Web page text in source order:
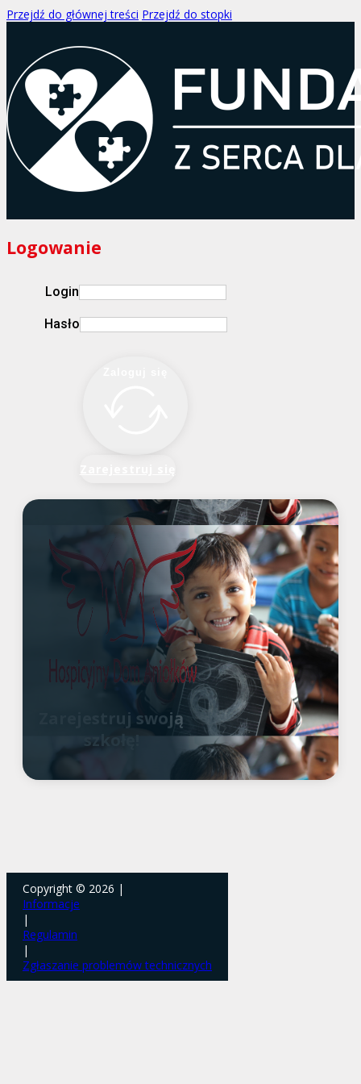
Przejdź do głównej treści Przejdź do stopki
Logowanie
Login
Hasło
Zarejestruj swoją
szkołę!
Copyright © 2026 |
Informacje
|
Regulamin
|
Zgłaszanie problemów technicznych